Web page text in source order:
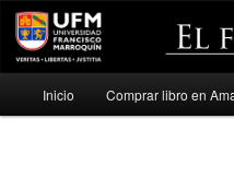
Ir
Inicio Comprar libro en